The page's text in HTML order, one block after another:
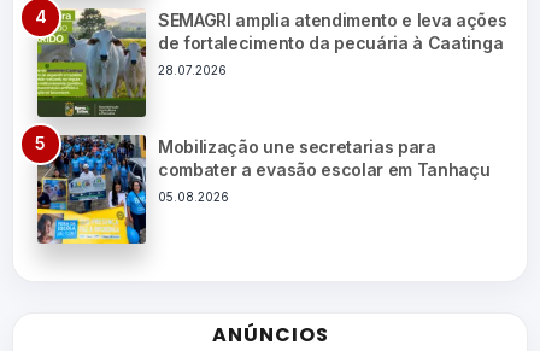
SEMAGRI amplia atendimento e leva ações
de fortalecimento da pecuária à Caatinga
28.07.2026
Mobilização une secretarias para
combater a evasão escolar em Tanhaçu
05.08.2026
ANÚNCIOS